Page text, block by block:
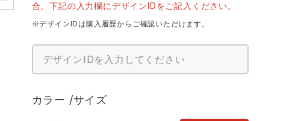
合、下記の入力欄にデザインIDをご記入ください。
※デザインIDは購入履歴からご確認いただけます。
カラー サイズ